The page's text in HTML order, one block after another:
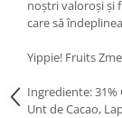
noștri valoroși și
care să
Yippie! Fruits
Ingrediente:
Unt de Cacao,